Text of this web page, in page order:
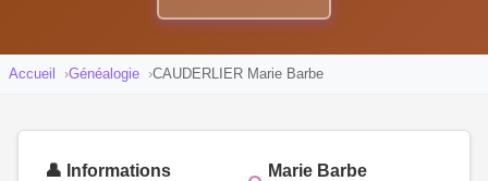
Accueil Généalogie CAUDERLIER Marie Barbe
👤 Informations
Marie Barbe